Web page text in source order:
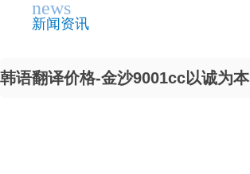
news
新闻资讯
韩语翻译价格-金沙9001cc以诚为本